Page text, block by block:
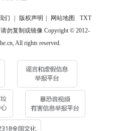
们 版权声明 网站地图
TXT
勿复制或镜像 Copyright © 2012-
All rights reserved.